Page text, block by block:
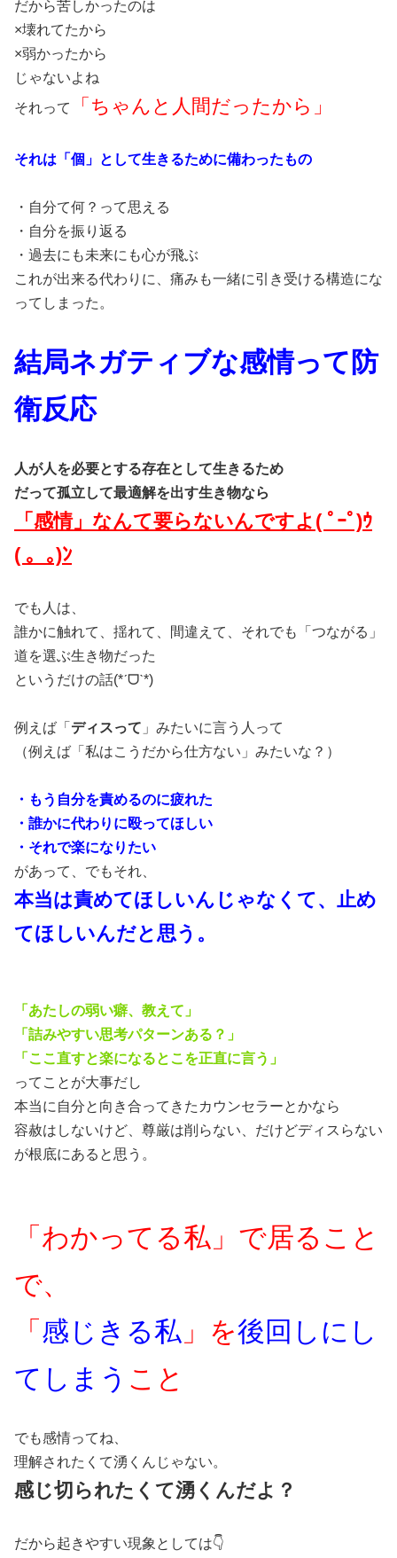
だから苦しかったのは
×壊れてたから
×弱かったから
じゃないよね
それって
「ちゃんと人間だったから」
それは「個」として生きるために備わったもの
・自分て何？って思える
・自分を振り返る
・過去にも未来にも心が飛ぶ
これが出来る代わりに、痛みも一緒に引き受ける構造にな
ってしまった。
結局ネガティブな感情って防
衛反応
人が人を必要とする存在として生きるため
だって孤立して最適解を出す生き物なら
「感情」なんて要らないんですよ( ﾟｰﾟ)ｳ
( ｡_｡)ﾝ
でも人は、
誰かに触れて、揺れて、間違えて、それでも「つながる」
道を選ぶ生き物だった
というだけの話(*ˊᗜˋ*)
例えば「 ディスって 」みたいに言う人って
（例えば「私はこうだから仕方ない」みたいな？）
・もう自分を責めるのに疲れた
・誰かに代わりに殴ってほしい
・それで楽になりたい
があって、でもそれ、
本当は責めてほしいんじゃなくて、止め
てほしいんだと思う。
「あたしの弱い癖、教えて」
「詰みやすい思考パターンある？」
「ここ直すと楽になるとこを正直に言う」
ってことが大事だし
本当に自分と向き合ってきたカウンセラーとかなら
容赦はしないけど、尊厳は削らない、だけどディスらない
が根底にあると思う。
「わかってる私」で居ること
で、
「 感じきる私 」を後回しにし
てしまう こと
でも感情ってね、
理解されたくて湧くんじゃない。
感じ切られたくて湧くんだよ？
だから起きやすい現象としては👇